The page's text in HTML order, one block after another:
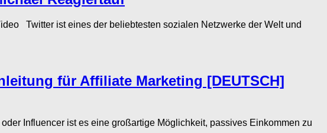
Twitter ist eines der beliebtesten sozialen Netzwerke der Welt und
für Affiliate Marketing [DEUTSCH]
Influencer ist es eine großartige Möglichkeit, passives Einkommen zu